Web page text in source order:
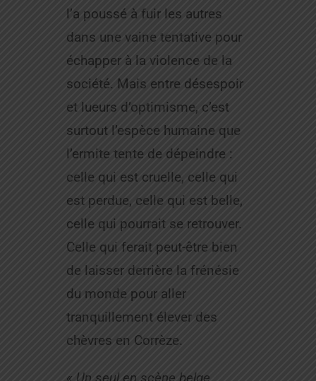
l’a poussé à fuir les autres
dans une vaine tentative pour
échapper à la violence de la
société. Mais entre désespoir
et lueurs d’optimisme, c’est
surtout l’espèce humaine que
l’ermite tente de dépeindre :
celle qui est cruelle, celle qui
est perdue, celle qui est belle,
celle qui pourrait se retrouver.
Celle qui ferait peut-être bien
de laisser derrière la frénésie
du monde pour aller
tranquillement élever des
chèvres en Corrèze.